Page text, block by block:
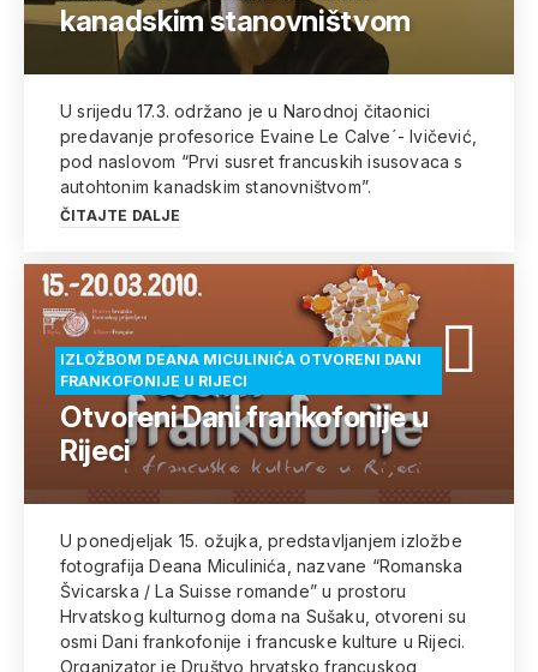
kanadskim stanovništvom
U srijedu 17.3. održano je u Narodnoj čitaonici
predavanje profesorice Evaine Le Calve´- Ivičević,
pod naslovom “Prvi susret francuskih isusovaca s
autohtonim kanadskim stanovništvom”.
ČITAJTE DALJE
IZLOŽBOM DEANA MICULINIĆA OTVORENI DANI
FRANKOFONIJE U RIJECI
Otvoreni Dani frankofonije u
Rijeci
U ponedjeljak 15. ožujka, predstavljanjem izložbe
fotografija Deana Miculinića, nazvane “Romanska
Švicarska / La Suisse romande” u prostoru
Hrvatskog kulturnog doma na Sušaku, otvoreni su
osmi Dani frankofonije i francuske kulture u Rijeci.
Organizator je Društvo hrvatsko francuskog